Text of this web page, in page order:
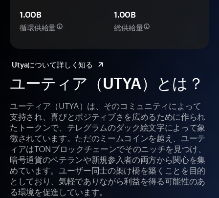
ユーティア（UTYA）とは？
ユーティア（UTYA）は、そのコミュニティによって
支持され、喜びとポジティブさを広めるために作られ
たトークンで、テレグラムのダック絵文字によって象
徴されています。ただのミームコインを越え、ユーテ
ィアはTONブロックチェーンでそのニッチを見つけ、
暗号通貨のベテランや新規参入者の両方から関心を集
めています。ユーザー同士の架け橋を築くことを目的
としており、気軽でありながら利益を得る可能性のあ
る環境を促進しています。
1.00B
循環供給量
1.00B
総供給量
Utyaについて詳しく知る